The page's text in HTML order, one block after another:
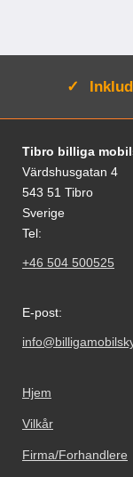
Aktiv:
Footer-
Tibro billiga
Värdshusgatan 4
543 51 Tibro
Sverige
Tel:
+46 504 500525
E-post:
Hjem
Vilkår
Firma/Forhandlere